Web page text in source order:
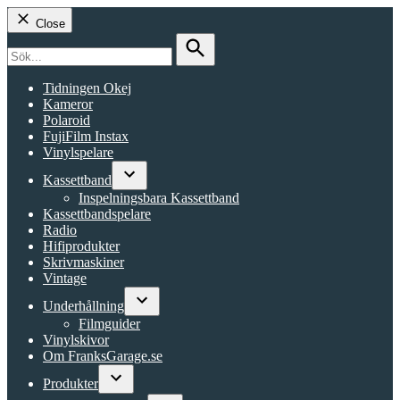
Close
for:
Search
Tidningen Okej
Kameror
Polaroid
FujiFilm Instax
Vinylspelare
Kassettband
Open
dropdown
menu
Inspelningsbara Kassettband
Kassettbandspelare
Radio
Hifiprodukter
Skrivmaskiner
Vintage
Underhållning
Open
Filmguider
Vinylskivor
Om FranksGarage.se
Produkter
Open